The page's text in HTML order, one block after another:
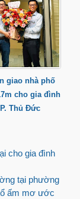
giao nhà phố
cho gia đình
Thủ Đức
cho gia đình
tại phường
ấm mơ ước